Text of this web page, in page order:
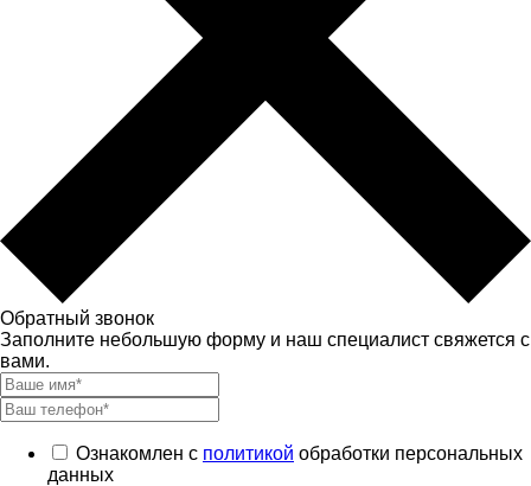
Обратный звонок
Заполните небольшую форму и наш специалист свяжется с
вами.
Ознакомлен с политикой обработки персональных
данных